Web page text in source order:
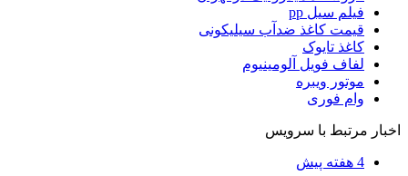
فیلم سیل pp
قیمت کاغذ ضدآب سیلیکونی
کاغذ تایوک
لفاف فویل آلومینیوم
موتور ویبره
وام فوری
اخبار مرتبط با سرویس
4 هفته پیش